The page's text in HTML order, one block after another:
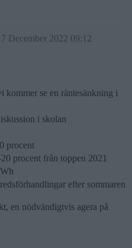
December 2022 09:12
kommer se en räntesänkning i
i skolan
procent
procent från toppen 2021
efter sommaren
en nödvändigtvis agera på